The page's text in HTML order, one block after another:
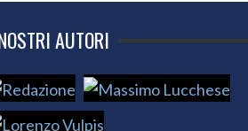
AUTORI